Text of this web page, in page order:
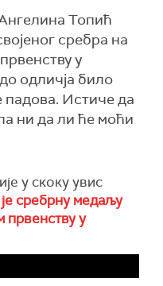
Топић
сребра на
у
одличја било
падова. Истиче да
ни да ли ће моћи
у скоку увис
сребрну медаљу
првенству у